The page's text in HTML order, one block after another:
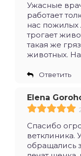
Ужасные
работает
нас
трогает
такая же
животных.
Ответить
Elena
Спасибо
ветклиника.
обращались